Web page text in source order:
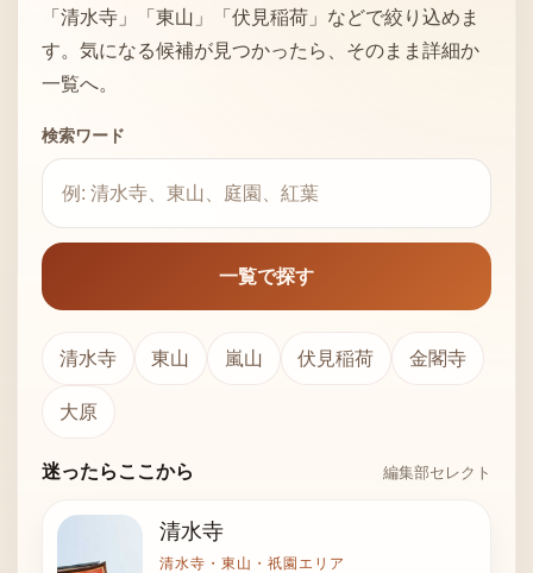
「清水寺」「東山」「伏見稲荷」などで絞り込めま
す。気になる候補が見つかったら、そのまま詳細か
一覧へ。
検索ワード
一覧で探す
清水寺 東山 嵐山 伏見稲荷 金閣寺
大原
迷ったらここから 編集部セレクト
清水寺
清水寺・東山・祇園エリア